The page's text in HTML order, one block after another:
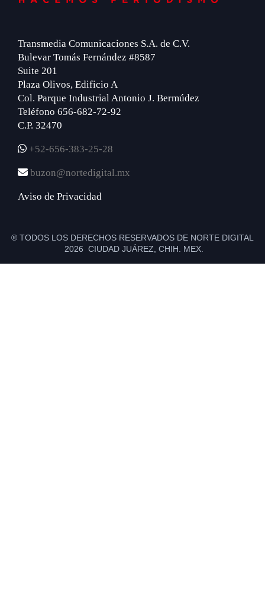
Transmedia Comunicaciones S.A. de C.V.
Bulevar Tomás Fernández #8587
Suite 201
Plaza Olivos, Edificio A
Col. Parque Industrial Antonio J. Bermúdez
Teléfono 656-682-72-92
C.P. 32470
+52-656-383-25-28
buzon@nortedigital.mx
Aviso de Privacidad
® TODOS LOS DERECHOS RESERVADOS DE NORTE DIGITAL
2026 CIUDAD JUÁREZ, CHIH. MEX.